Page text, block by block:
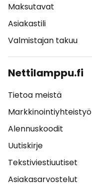
Maksutavat
Asiakastili
Valmistajan takuu
Nettilamppu.fi
Tietoa meistä
Markkinointiyhteistyö
Alennuskoodit
Uutiskirje
Tekstiviestiuutiset
Asiakasarvostelut